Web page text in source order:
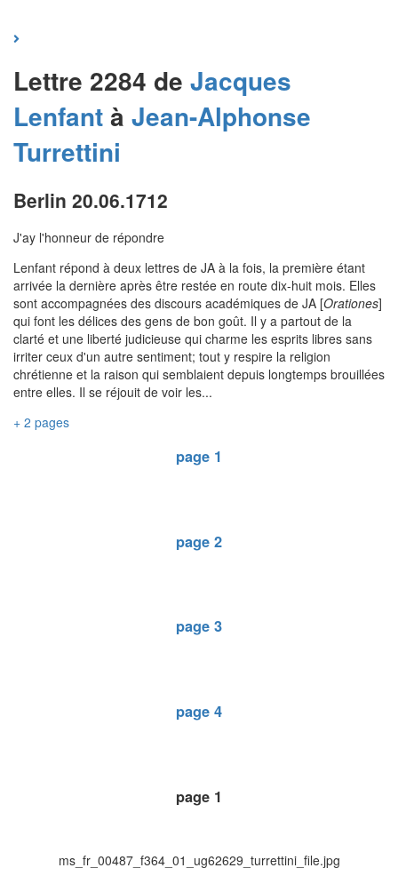
Lettre 2284 de Jacques
Lenfantà Jean-Alphonse
Turrettini
Berlin 20.06.1712
J'ay l'honneur de répondre
Lenfant répond à deux lettres de JA à la fois, la première étant
arrivée la dernière après être restée en route dix-huit mois. Elles
sont accompagnées des discours académiques de JA [Orationes]
qui font les délices des gens de bon goût. Il y a partout de la
clarté et une liberté judicieuse qui charme les esprits libres sans
irriter ceux d'un autre sentiment; tout y respire la religion
chrétienne et la raison qui semblaient depuis longtemps brouillées
entre elles. Il se réjouit de voir les...
+ 2 pages
page 1
page 2
page 3
page 4
page 1
ms_fr_00487_f364_01_ug62629_turrettini_file.jpg